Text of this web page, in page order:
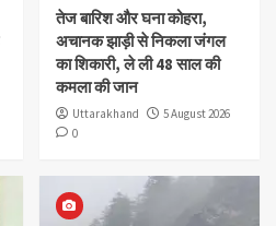
तेज बारिश और घना कोहरा,
अचानक झाड़ी से निकला जंगल
का शिकारी, ले ली 48 साल की
कमला की जान
Uttarakhand
5 August 2026
0